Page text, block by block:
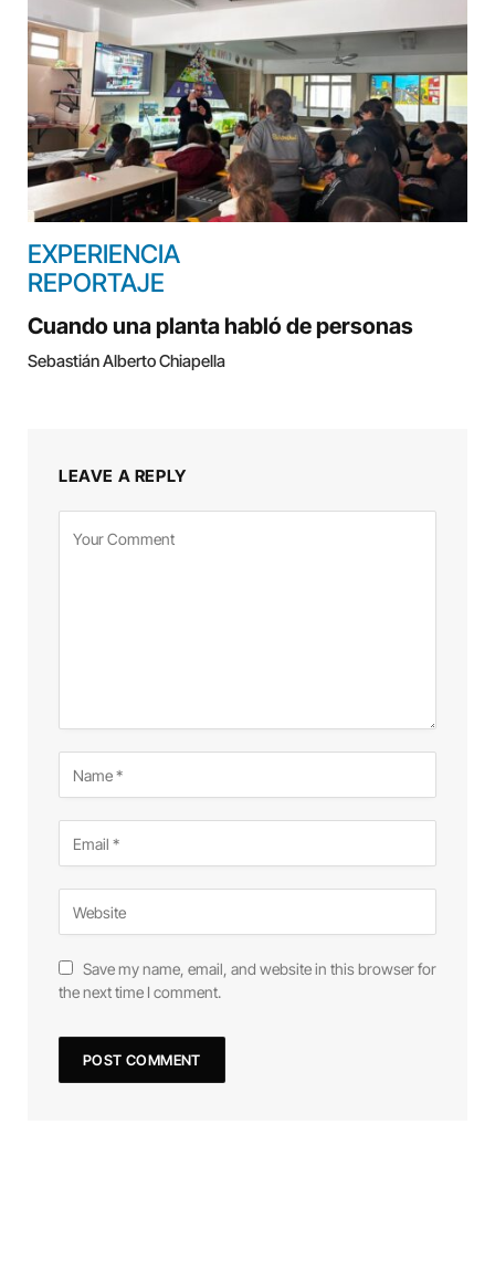
EXPERIENCIA
REPORTAJE
Cuando una planta habló de personas
Sebastián Alberto Chiapella
LEAVE A REPLY
Save my name, email, and website in this browser for
the next time I comment.